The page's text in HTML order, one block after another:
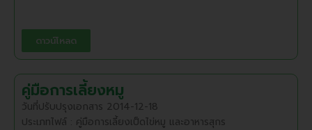
ดาวน์โหลด
คู่มือการเลี้ยงหมู
วันที่ปรับปรุงเอกสาร 2014-12-18
ประเภทไฟล์ : คู่มือการเลี้ยงเป็ดไข่หมู และอาหารสุกร